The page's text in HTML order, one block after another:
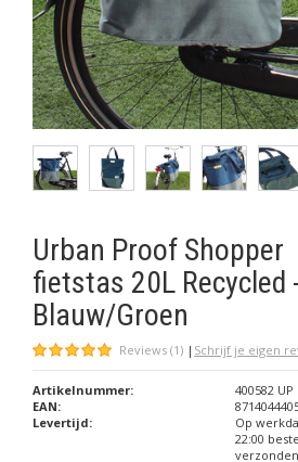
Urban Proof Shopper
fietstas 20L Recycled
Blauw/Groen
Reviews (1) | Schrijf je eigen
Artikelnummer:
400582 UP
EAN:
Levertijd:
Op
22:00